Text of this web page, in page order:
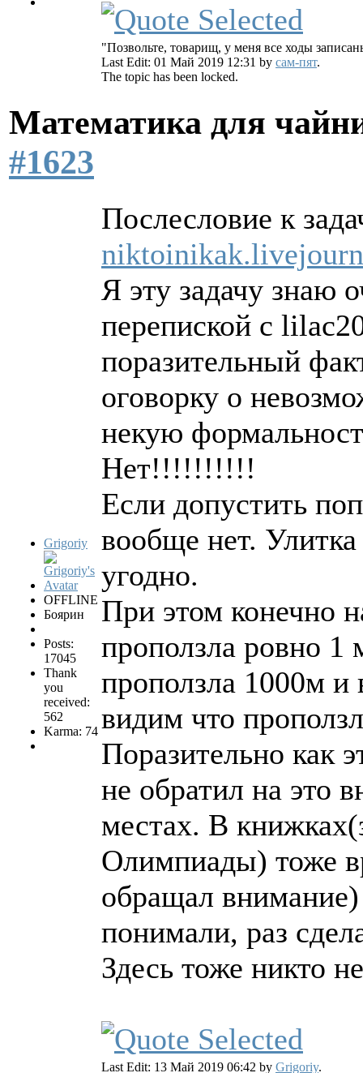
"Позвольте, товарищ, у меня все ходы
Last Edit: 01 Май 2019 12:31 by сам-пят.
The topic has been locked.
Математика для
#1623
Grigoriy
OFFLINE
Боярин
Posts:
17045
Thank
you
received:
562
Karma: 74
Послесловие к
Я эту задачу знаю
перепиской с
поразительный
оговорку о
некую
Нет!!!!!!!!!!
Если допустить
вообще нет.
угодно.
При этом конечно
проползла ровно 1
проползла 1000м и
видим что
Поразительно как
не обратил на это
местах. В
Олимпиады) тоже
обращал
понимали, раз
Здесь тоже никто
Last Edit: 13 Май 2019 06:42 by Grigoriy.